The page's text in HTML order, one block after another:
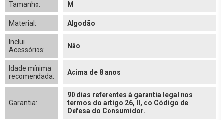
Tamanho: M
Material: Algodão
Inclui
Acessórios:
Não
Idade mínima
recomendada:
Acima de 8 anos
Garantia:
90 dias referentes à garantia legal nos
termos do artigo 26, II, do Código de
Defesa do Consumidor.